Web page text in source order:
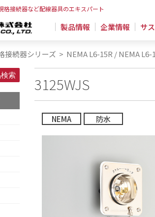
格接続器など配線器具のエキスパート
製品情報 企業情報 サ
接続器シリーズ > NEMA L6-15R / NEMA L6-
3125WJS
NEMA 防水